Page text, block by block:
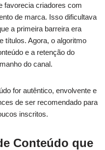
favorecia criadores com
de marca. Isso dificultava
a primeira barreira era
títulos. Agora, o algoritmo
e a retenção do
do canal.
for autêntico, envolvente e
de ser recomendado para
inscritos.
Conteúdo que